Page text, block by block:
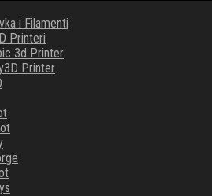
i Filamenti
Printeri
3d Printer
Printer